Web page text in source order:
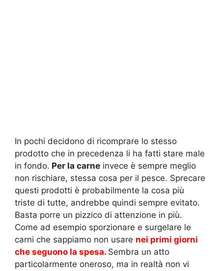
In pochi decidono di ricomprare lo stesso
prodotto che in precedenza li ha fatti stare male
in fondo. Per la carne invece è sempre meglio
non rischiare, stessa cosa per il pesce. Sprecare
questi prodotti è probabilmente la cosa più
triste di tutte, andrebbe quindi sempre evitato.
Basta porre un pizzico di attenzione in più.
Come ad esempio sporzionare e surgelare le
carni che sappiamo non usare nei primi giorni
che seguono la spesa. Sembra un atto
particolarmente oneroso, ma in realtà non vi